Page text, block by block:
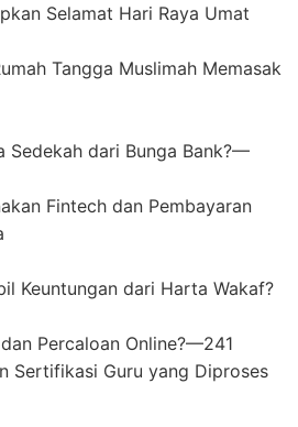
Selamat Hari Raya Umat
Tangga Muslimah Memasak
Sedekah dari Bunga Bank?—
Fintech dan Pembayaran
Keuntungan dari Harta Wakaf?
Percaloan Online?—241
Sertifikasi Guru yang Diproses